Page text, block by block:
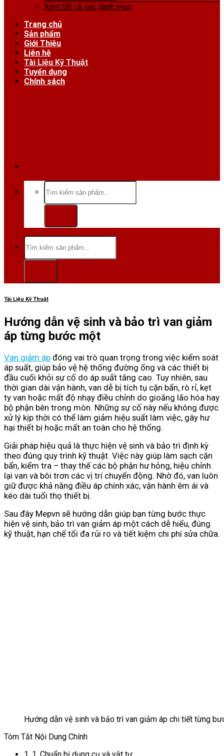
Xem tất cả các danh mục
Trang chủ
Sản phẩm
Giới Thiệu
Liên hệ
Tài Liệu Kỹ Thuật
Tuyển dụng
Chính sách
Tìm
kiếm:
Tìm
kiếm:
Tài Liệu Kỹ Thuật
Hướng dẫn vệ sinh và bảo trì van giảm
áp từng bước một
Van giảm áp đóng vai trò quan trọng trong việc kiểm soát
áp suất, giúp bảo vệ hệ thống đường ống và các thiết bị
đầu cuối khỏi sự cố do áp suất tăng cao. Tuy nhiên, sau
thời gian dài vận hành, van dễ bị tích tụ cặn bẩn, rò rỉ, kẹt
ty van hoặc mất độ nhạy điều chỉnh do gioăng lão hóa hay
bộ phận bên trong mòn. Những sự cố này nếu không được
xử lý kịp thời có thể làm giảm hiệu suất làm việc, gây hư
hại thiết bị hoặc mất an toàn cho hệ thống.
Giải pháp hiệu quả là thực hiện vệ sinh và bảo trì định kỳ
theo đúng quy trình kỹ thuật. Việc này giúp làm sạch cặn
bẩn, kiểm tra – thay thế các bộ phận hư hỏng, hiệu chỉnh
lại van và bôi trơn các vị trí chuyển động. Nhờ đó, van luôn
giữ được khả năng điều áp chính xác, vận hành êm ái và
kéo dài tuổi thọ thiết bị.
Sau đây Mepvn sẽ hướng dẫn giúp bạn từng bước thực
hiện vệ sinh, bảo trì van giảm áp một cách dễ hiểu, đúng
kỹ thuật, hạn chế tối đa rủi ro và tiết kiệm chi phí sửa chữa.
Hướng dẫn vệ sinh và bảo trì van giảm áp chi tiết từng
Tóm Tắt Nội Dung Chính